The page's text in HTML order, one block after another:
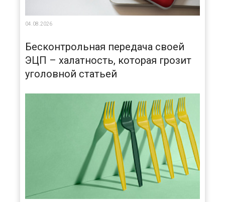
04.08.2026
Бесконтрольная передача своей
ЭЦП – халатность, которая грозит
уголовной статьей